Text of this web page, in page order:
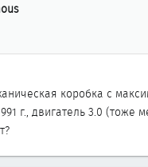
коробка с
г., двигатель 3.0 (тоже